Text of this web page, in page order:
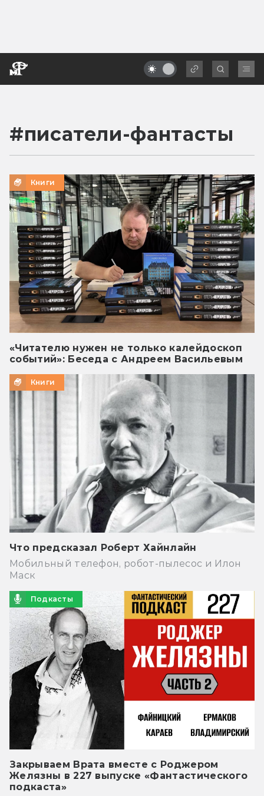
#писатели-фантасты
Книги
«Читателю нужен не только калейдоскоп
событий»: Беседа с Андреем Васильевым
Книги
Что предсказал Роберт Хайнлайн
Мобильный телефон, робот-пылесос и Илон
Маск
Подкасты
Закрываем Врата вместе с Роджером
Желязны в 227 выпуске «Фантастического
подкаста»